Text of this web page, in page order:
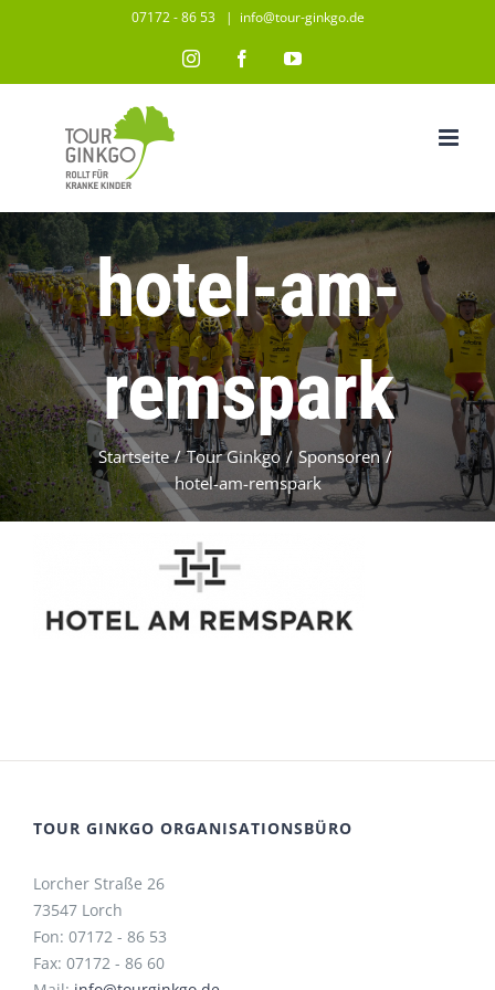
07172 - 86 53 | info@tour-ginkgo.de
InstagramFacebookYouTube
hotel-am-
remspark
Startseite / Tour Ginkgo / Sponsoren /
hotel-am-remspark
TOUR GINKGO ORGANISATIONSBÜRO
Lorcher Straße 26
73547 Lorch
Fon: 07172 - 86 53
Fax: 07172 - 86 60